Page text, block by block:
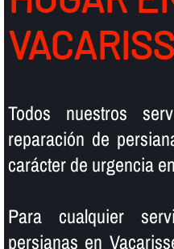
Todos nuestros
reparación de
carácter de urgencia
Para cualquier
persianas en